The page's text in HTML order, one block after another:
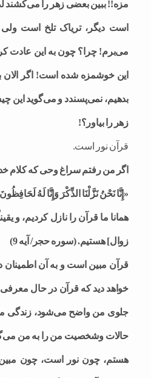
مزه!! ببین بعضی زهر را می‌کشند
است دیگر، تریاک تلخ است
می‌برم! چرا؟ چون به این عادت
این خوشمزه شده است! اگر
بدهیم، نمی‌پسندد و می‌گوید این
زهر را بیاور؟!
قرآن نور است.
اگر من رفتم سراغ وحی که کلام
«إِنَّا نَحْنُ نَزَّلْنَا الذِّكْرَ وَإِنَّا لَهُ
همانا ما قرآن را نازل كردیم، و
زوال‌] هستیم. (سوره حجر/ آیه 9)
قرآن مبین است و به آن
خواهد دید که قرآن در حال
جلوی من واضح می‌شود، زندگی
حالات وشخصیت من را به من
هستم، چون نور است، چون